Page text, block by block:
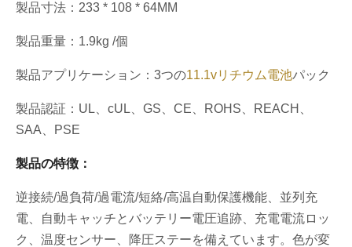
製品寸法：233 * 108 * 64MM
製品重量：1.9kg /個
製品アプリケーション：3つの11.1vリチウム電池パック
製品認証：UL、cUL、GS、CE、ROHS、REACH、
SAA、PSE
製品の特徴：
逆接続/過負荷/過電流/短絡/高温自動保護機能、並列充
電、自動キャッチとバッテリー電圧追跡、充電電流ロッ
ク、温度センサー、降圧ステーを備えています。色が変